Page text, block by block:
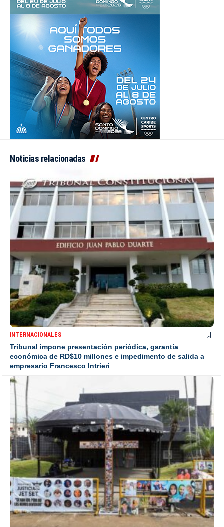
Noticias relacionadas
INTERNACIONALES
Tribunal impone presentación periódica, garantía
económica de RD$10 millones e impedimento de salida a
empresario Francesco Intrieri